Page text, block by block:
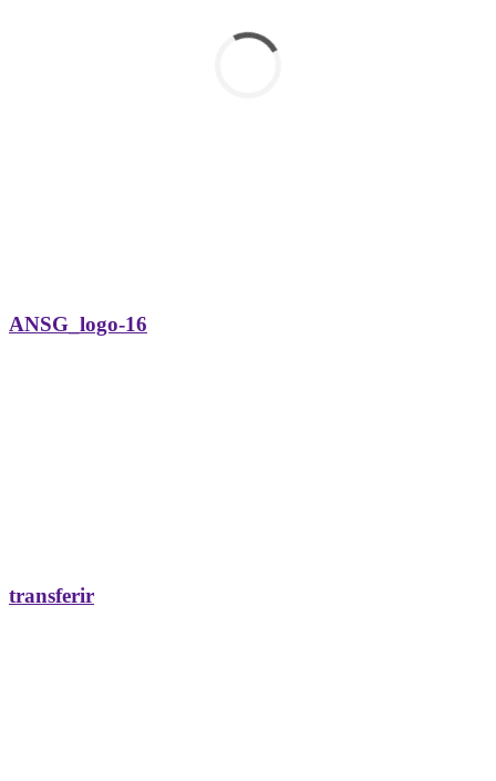
ANSG_logo-16
transferir